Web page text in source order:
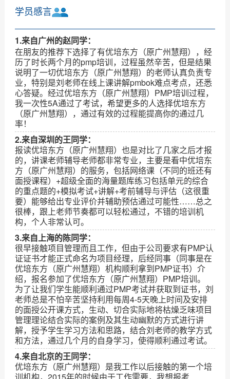
学员感言
1.来自广州的赵同学：
在朋友的推荐下选择了有优培东方（原广州慧翔），经
历了时长两个月的pmp培训，过程虽然辛苦，但是结果
说明了一切优培东方（原广州慧翔）的老师认真负责专
业，特别是刘老师在线上课讲解pmbok难点考点，还悉
心答疑。经过优培东方（原广州慧翔）PMP培训过程，
我一次性5A通过了考试，希望更多的人选择优培东方
（原广州慧翔），通过有效的过程能提高你的通过几
率！
2.来自深圳的王同学：
报读优培东方（原广州慧翔）也是对比了几家之后才报
的，讲课老师辅导老师都非常专业，主要是看中优培东
方（原广州慧翔）的服务，包括网络课（不同的班还有
面授课程）+超级全面的海量题库练习包括单元的综合
的重点题的+模拟考试+讲解+考前辅导与评估（这很重
要）能够给出专业评价并辅助预估通过可能性……总之
很棒，跟上老师节奏都可以轻松通过，不错的培训机
构，个人非常认可。
3.来自上海的陈同学：
很早接触项目管理而且工作，但由于公司要求有PMP认
证证书才能正式命名为项目经理，后经同事（同事是在
优培东方（原广州慧翔）机构顺利拿到PMP证书）介
绍，报名参加了优培东方（原广州慧翔）PMP培训。
为了让我们学生能顺利通过PMP考试并获取到证书，刘
老师总是不怕辛苦坚持利用每周4-5天晚上时间及安排
的面授公开课方式，生动、切合实际地将枯燥乏味项目
管理理论结合实际的案例及其生动幽默的方式进行讲
解，授予学生学习方法和思路，结合刘老师的教学方式
和方法，通过几个月的自身学习，使得顺利通过考试。
4.来自北京的王同学：
优培东方（原广州慧翔）是我工作以后接触的第一个培